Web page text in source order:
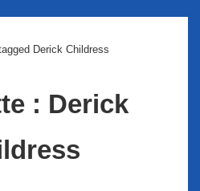
Derick Childress
: Derick